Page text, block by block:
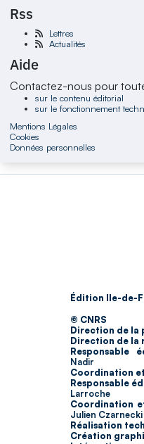
Rss
Lettres
Actualités
Aide
Contactez-nous pour
sur le contenu éditorial
sur le fonctionnement
Mentions Légales
Cookies
Données personnelles
Édition Ile-de-
© CNRS
Direction de la
Direction de la
Responsable
Nadir
Coordination
Responsable
Larroche
Coordination
Julien Czarnecki
Réalisation
Création